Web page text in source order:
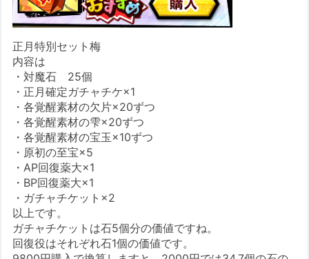
正月特別セット梅
内容は
・対魔石 25個
・正月確定ガチャチケ×1
・各覚醒素材の欠片×20ずつ
・各覚醒素材の雫×20ずつ
・各覚醒素材の宝玉×10ずつ
・原初の至宝×5
・AP回復薬大×1
・BP回復薬大×1
・ガチャチケット×2
以上です。
ガチャチケットは石5個分の価値ですね。
回復役はそれぞれ石1個の価値です。